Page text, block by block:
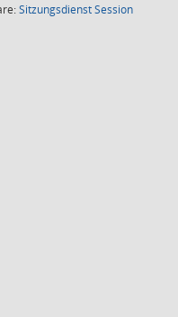
SitzungsdienstSession(Wird in